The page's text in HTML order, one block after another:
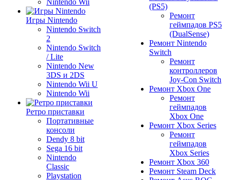
Nintendo Wii
Игры Nintendo
Nintendo Switch
2
Nintendo Switch
/ Lite
Nintendo New
3DS и 2DS
Nintendo Wii U
Nintendo Wii
Ретро приставки
Портативные
консоли
Dendy 8 bit
Sega 16 bit
Nintendo
Classic
Playstation
(PS5)
Ремонт
геймпадов PS5
(DualSense)
Ремонт Nintendo
Switch
Ремонт
контроллеров
Joy-Con Switch
Ремонт Xbox One
Ремонт
геймпадов
Xbox One
Ремонт Xbox Series
Ремонт
геймпадов
Xbox Series
Ремонт Xbox 360
Ремонт Steam Deck